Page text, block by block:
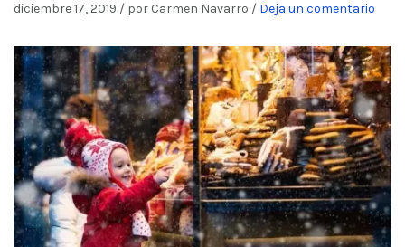
diciembre 17, 2019 / por Carmen Navarro / Deja un comentario